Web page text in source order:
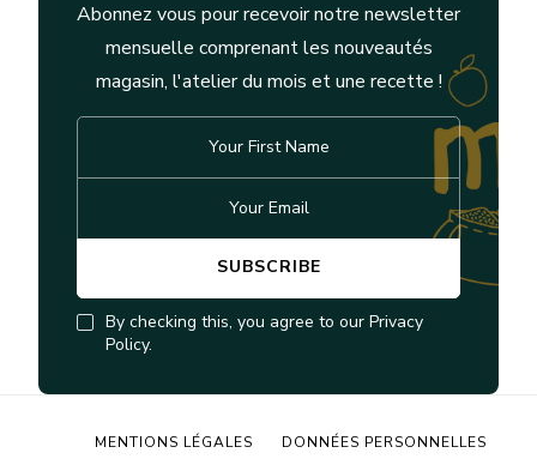
Abonnez vous pour recevoir notre newsletter
mensuelle comprenant les nouveautés
magasin, l'atelier du mois et une recette !
By checking this, you agree to our Privacy
Policy.
MENTIONS LÉGALES DONNÉES PERSONNELLES